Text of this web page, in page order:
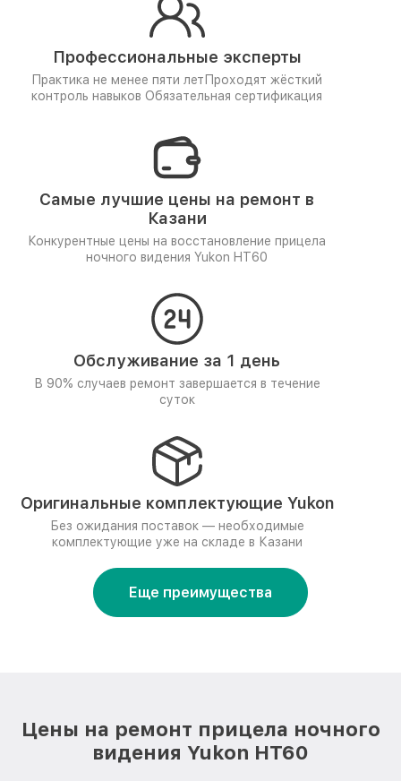
Профессиональные эксперты
Практика не менее пяти лет Проходят жёсткий
контроль навыков Обязательная сертификация
Самые лучшие цены на ремонт в
Казани
Конкурентные цены на восстановление прицела
ночного видения Yukon HT60
Обслуживание за 1 день
В 90% случаев ремонт завершается в течение
суток
Оригинальные комплектующие Yukon
Без ожидания поставок — необходимые
комплектующие уже на складе в Казани
Еще преимущества
Цены на ремонт прицела ночного
видения Yukon HT60